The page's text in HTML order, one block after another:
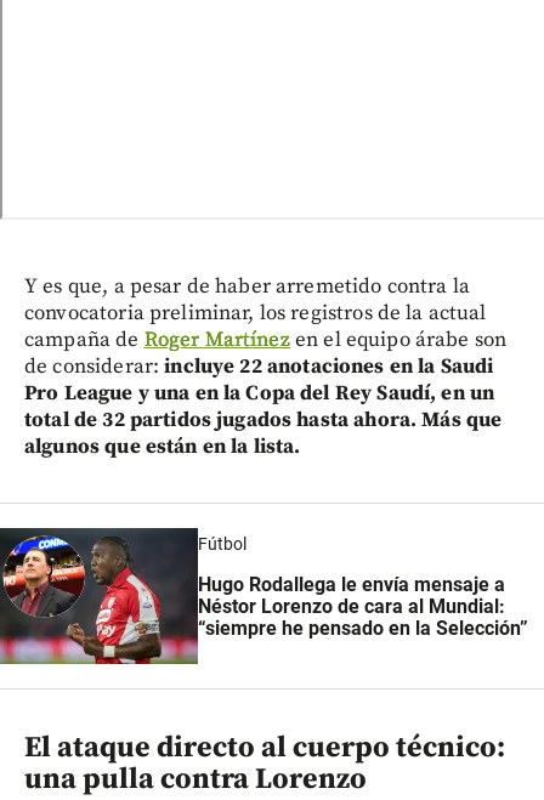
Y es que, a pesar de haber arremetido contra la
convocatoria preliminar, los registros de la actual
campaña de Roger Martínezen el equipo árabe son
de considerar:incluye 22 anotaciones en la Saudi
Pro League y una en la Copa del Rey Saudí, en un
total de 32 partidos jugados hasta ahora. Más que
algunos que están en la lista.
Fútbol
Hugo Rodallega le envía mensaje a
Néstor Lorenzo de cara al Mundial:
“siempre he pensado en la Selección”
El ataque directo al cuerpo técnico:
una pulla contra Lorenzo